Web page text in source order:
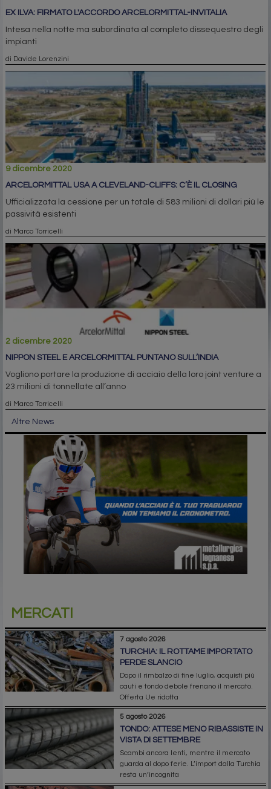
EX ILVA: FIRMATO L'ACCORDO ARCELORMITTAL-INVITALIA
Intesa nella notte ma subordinata al completo dissequestro degli
impianti
di Davide Lorenzini
9 dicembre 2020
ARCELORMITTAL USA A CLEVELAND-CLIFFS: C’È IL CLOSING
Ufficializzata la cessione per un totale di 583 milioni di dollari più le
passività esistenti
di Marco Torricelli
2 dicembre 2020
NIPPON STEEL E ARCELORMITTAL PUNTANO SULL’INDIA
Vogliono portare la produzione di acciaio della loro joint venture a
23 milioni di tonnellate all’anno
di Marco Torricelli
Altre News
MERCATI
7 agosto 2026
TURCHIA: IL ROTTAME IMPORTATO
PERDE SLANCIO
Dopo il rimbalzo di fine luglio, acquisti più
cauti e tondo debole frenano il mercato.
Offerta Ue ridotta
5 agosto 2026
TONDO: ATTESE MENO RIBASSISTE IN
VISTA DI SETTEMBRE
Scambi ancora lenti, mentre il mercato
guarda al dopo ferie. L’import dalla Turchia
resta un’incognita